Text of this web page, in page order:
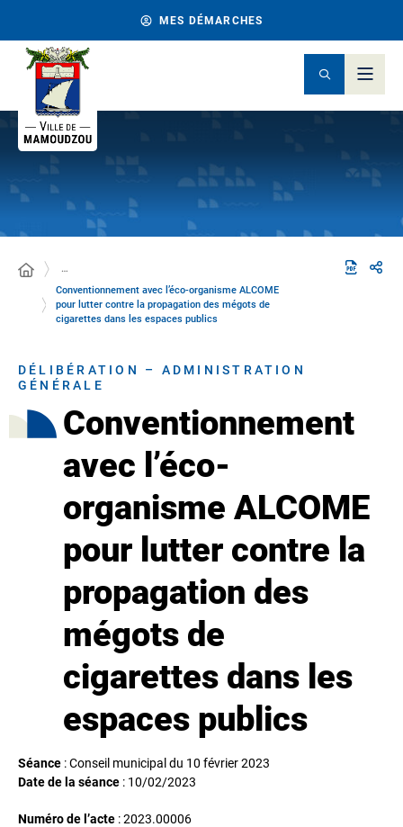
MES DÉMARCHES
…
Conventionnement avec l’éco-organisme ALCOME
pour lutter contre la propagation des mégots de
cigarettes dans les espaces publics
DÉLIBÉRATION – ADMINISTRATION
GÉNÉRALE
Conventionnement
avec l’éco-
organisme ALCOME
pour lutter contre la
propagation des
mégots de
cigarettes dans les
espaces publics
Séance : Conseil municipal du 10 février 2023
Date de la séance : 10/02/2023
Numéro de l’acte : 2023.00006